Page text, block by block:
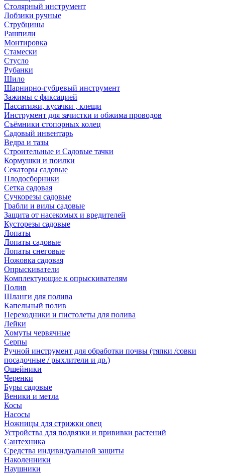
Столярный инструмент
Лобзики ручные
Струбцины
Рашпили
Монтировка
Стамески
Стусло
Рубанки
Шило
Шарнирно-губцевый инструмент
Зажимы с фиксацией
Пассатижи, кусачки , клещи
Инструмент для зачистки и обжима проводов
Съёмники стопорных колец
Садовый инвентарь
Ведра и тазы
Строительные и Садовые тачки
Кормушки и поилки
Секаторы садовые
Плодосборники
Сетка садовая
Сучкорезы садовые
Грабли и вилы садовые
Защита от насекомых и вредителей
Кусторезы садовые
Лопаты
Лопаты садовые
Лопаты снеговые
Ножовка садовая
Опрыскиватели
Комплектующие к опрыскивателям
Полив
Шланги для полива
Капельный полив
Переходники и пистолеты для полива
Лейки
Хомуты червячные
Серпы
Ручной инструмент для обработки почвы (тяпки /совки
посадочные / рыхлители и др.)
Ошейники
Черенки
Буры садовые
Веники и метла
Косы
Насосы
Ножницы для стрижки овец
Устройства для подвязки и прививки растений
Сантехника
Средства индивидуальной защиты
Наколенники
Наушники